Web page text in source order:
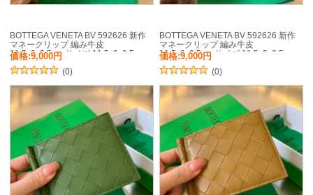
BOTTEGA VENETA BV 592626 新作
マネークリップ 編み牛皮
11.5x9x0.5cm サイズ:11.5x9x0.5cm
価格:9,000円
(0)
BOTTEGA VENETA BV 592626 新作
マネークリップ 編み牛皮
11.5x9x0.5cm サイズ:11.5x9x0.5cm
価格:9,000円
(0)